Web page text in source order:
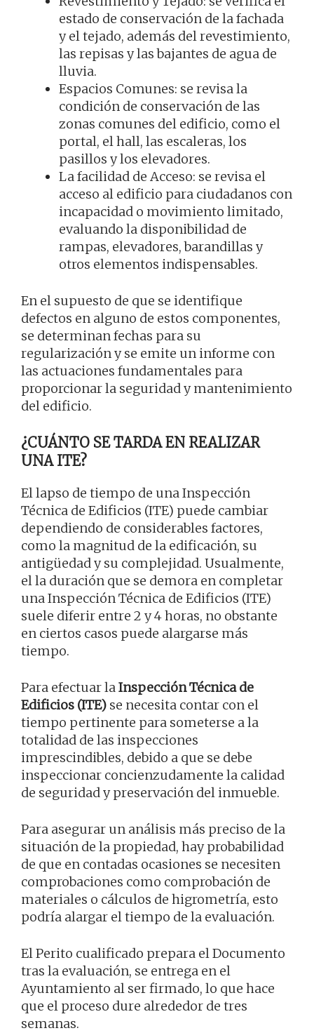
estado de conservación de la fachada
y el tejado, además del revestimiento,
las repisas y las bajantes de agua de
lluvia.
Espacios Comunes: se revisa la
condición de conservación de las
zonas comunes del edificio, como el
portal, el hall, las escaleras, los
pasillos y los elevadores.
La facilidad de Acceso: se revisa el
acceso al edificio para ciudadanos con
incapacidad o movimiento limitado,
evaluando la disponibilidad de
rampas, elevadores, barandillas y
otros elementos indispensables.
En el supuesto de que se identifique
defectos en alguno de estos componentes,
se determinan fechas para su
regularización y se emite un informe con
las actuaciones fundamentales para
proporcionar la seguridad y mantenimiento
del edificio.
¿CUÁNTO SE TARDA EN REALIZAR
UNA ITE?
El lapso de tiempo de una Inspección
Técnica de Edificios (ITE) puede cambiar
dependiendo de considerables factores,
como la magnitud de la edificación, su
antigüedad y su complejidad. Usualmente,
el la duración que se demora en completar
una Inspección Técnica de Edificios (ITE)
suele diferir entre 2 y 4 horas, no obstante
en ciertos casos puede alargarse más
tiempo.
Para efectuar laInspección Técnica de
Edificios (ITE) se necesita contar con el
tiempo pertinente para someterse a la
totalidad de las inspecciones
imprescindibles, debido a que se debe
inspeccionar concienzudamente la calidad
de seguridad y preservación del inmueble.
Para asegurar un análisis más preciso de la
situación de la propiedad, hay probabilidad
de que en contadas ocasiones se necesiten
comprobaciones como comprobación de
materiales o cálculos de higrometría, esto
podría alargar el tiempo de la evaluación.
El Perito cualificado prepara el Documento
tras la evaluación, se entrega en el
Ayuntamiento al ser firmado, lo que hace
que el proceso dure alrededor de tres
semanas.